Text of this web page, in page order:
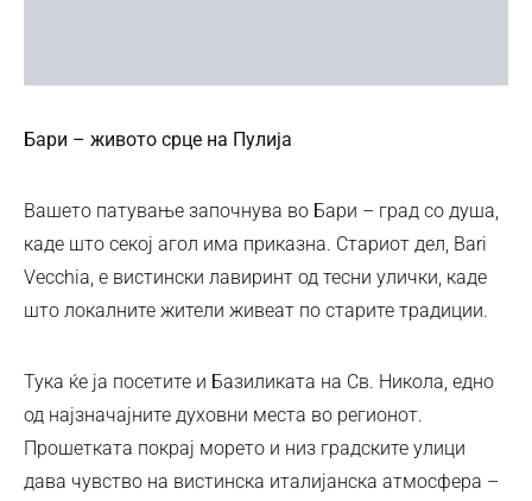
Бари – живото срце на Пулија
Вашето патување започнува во Бари – град со душа,
каде што секој агол има приказна. Стариот дел, Bari
Vecchia, е вистински лавиринт од тесни улички, каде
што локалните жители живеат по старите традиции.
Тука ќе ја посетите и Базиликата на Св. Никола, едно
од најзначајните духовни места во регионот.
Прошетката покрај морето и низ градските улици
дава чувство на вистинска италијанска атмосфера –